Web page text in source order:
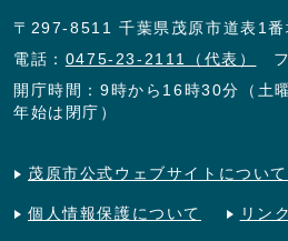
〒297-8511 千葉県茂原市道表1番
電話： 0475-23-2111（代表）
フ
開庁時間：9時から16時30分（土
年始は閉庁）
茂原市公式ウェブサイトについて
個人情報保護について リン